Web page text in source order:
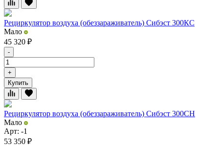
Рециркулятор воздуха (обеззараживатель) Сибэст 300КС
Мало
45 320 ₽
-
+
Купить
Рециркулятор воздуха (обеззараживатель) Сибэст 300СН
Мало
Арт: -1
53 350 ₽